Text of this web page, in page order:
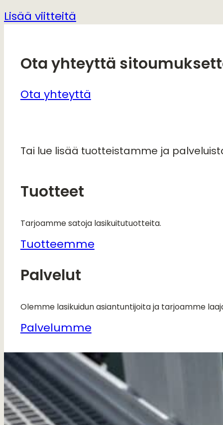
Lisää viitteitä
Ota yhteyttä
Ota yhteyttä
Tai lue lisää tuotteistamme ja
Tuotteet
Tarjoamme satoja lasikuitutuotteita.
Tuotteemme
Palvelut
Olemme lasikuidun asiantuntijoita ja tarjoamme
Palvelumme